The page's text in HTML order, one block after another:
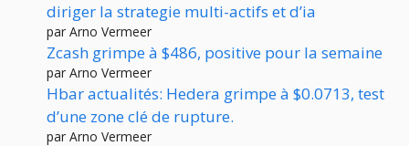
diriger la strategie multi-actifs et d’ia
par Arno Vermeer
Zcash grimpe à $486, positive pour la semaine
par Arno Vermeer
Hbar actualités: Hedera grimpe à $0.0713, test
d’une zone clé de rupture.
par Arno Vermeer